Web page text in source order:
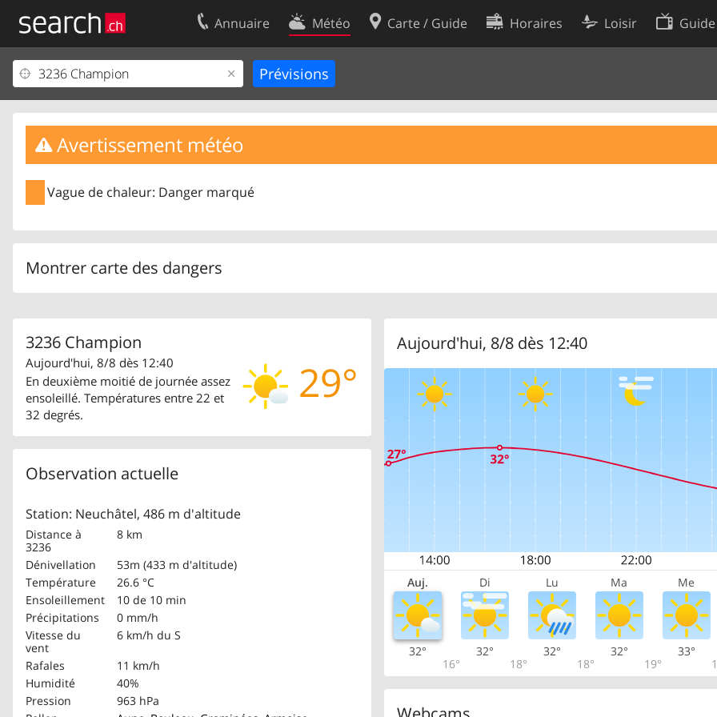
Annuaire Météo Carte / Guide Horaires Loisir
Avertissement météo
Vague de chaleur: Danger marqué
Montrer carte des dangers
3236 Champion
29°
Aujourd'hui, 8/8 dès 12:40
En deuxième moitié de journée assez
ensoleillé. Températures entre 22 et
32 degrés.
Observation actuelle
Station: Neuchâtel, 486 m d'altitude
Distance à
3236
8 km
Dénivellation
53m (433 m d'altitude)
Température
26.6 °C
Ensoleillement
10 de 10 min
Précipitations
0 mm/h
Vitesse du
vent
6 km/h du S
Rafales
11 km/h
Humidité
40%
Pression
963 hPa
Aujourd'hui, 8/8 dès 12:40
Auj. Di Lu Ma Me
32°
16°
32°
18°
32°
18°
32°
19°
33°
Votre inscription
Centre clients
Mentions Légales
Contact
Conditions d’utilisation
Protection des données
Préférences de cookies
Développeurs